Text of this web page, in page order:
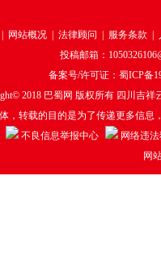
网站概况 法律顾问 服务条款
投稿邮箱：
备案号/许可证：蜀ICP备
2018 巴蜀网 版权所有 四川吉
，转载的目的是为了传递更多信